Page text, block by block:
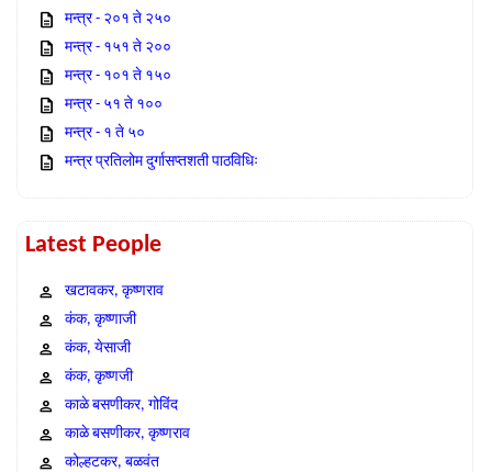
मन्त्र - २०१ ते २५०
मन्त्र - १५१ ते २००
मन्त्र - १०१ ते १५०
मन्त्र - ५१ ते १००
मन्त्र - १ ते ५०
मन्त्र प्रतिलोम दुर्गासप्तशती पाठविधिः
Latest People
खटावकर, कृष्णराव
कंक, कृष्णाजी
कंक, येसाजी
कंक, कृष्णजी
काळे बसणीकर, गोविंद
काळे बसणीकर, कृष्णराव
कोल्हटकर, बळवंत